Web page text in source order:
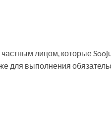
лицом, которые
для выполнения